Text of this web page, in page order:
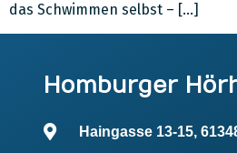
das Schwimmen selbst – […]
Homburger
Haingasse 13-15,